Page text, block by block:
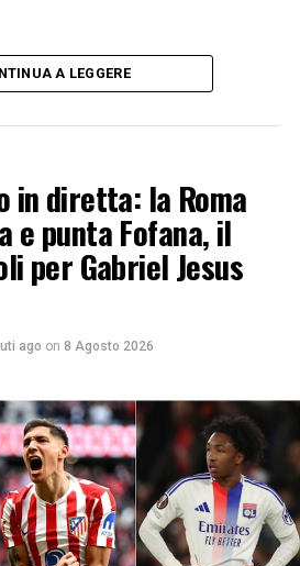
A LEGGERE
in diretta: la Roma
e punta Fofana, il
per Gabriel Jesus
ago on 8 Agosto 2026